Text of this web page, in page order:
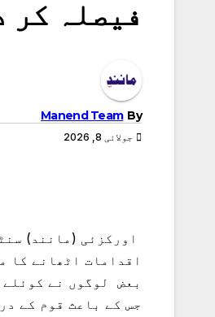
فیصلہ کر
By
Manend Team
جولائی 8, 2026
اورکزئی (مانند)
اقدامات اٹھانے کا
بعض لوگوں نے
جس کے باعث قوم کے